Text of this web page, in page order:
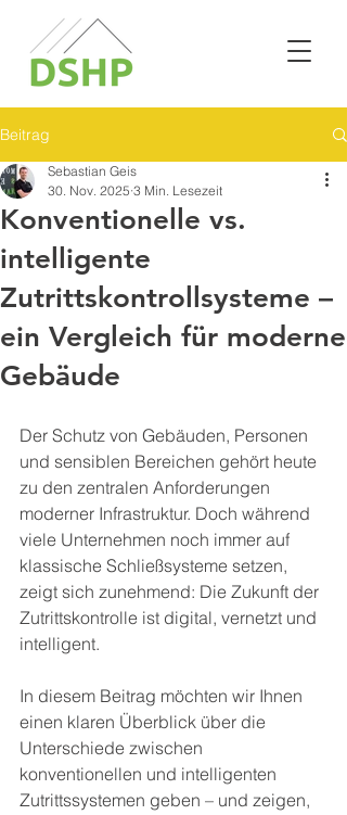
Beitrag
Konventionelle vs.
intelligente
Zutrittskontrollsysteme –
ein Vergleich für moderne
Gebäude
Sebastian Geis
30. Nov. 2025 3 Min. Lesezeit
Der Schutz von Gebäuden, Personen
und sensiblen Bereichen gehört heute
zu den zentralen Anforderungen
moderner Infrastruktur. Doch während
viele Unternehmen noch immer auf
klassische Schließsysteme setzen,
zeigt sich zunehmend: Die Zukunft der
Zutrittskontrolle ist digital, vernetzt und
intelligent.
In diesem Beitrag möchten wir Ihnen
einen klaren Überblick über die
Unterschiede zwischen
konventionellen und intelligenten
Zutrittssystemen geben – und zeigen,